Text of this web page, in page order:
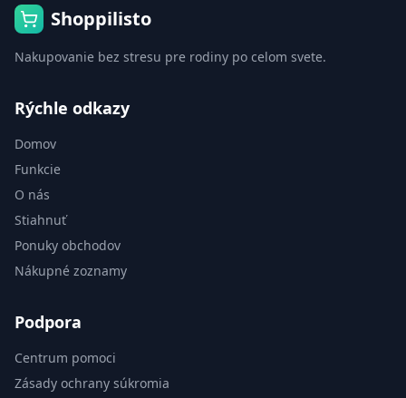
Shoppilisto
Nakupovanie bez stresu pre rodiny po celom svete.
Rýchle odkazy
Domov
Funkcie
O nás
Stiahnuť
Ponuky obchodov
Nákupné zoznamy
Podpora
Centrum pomoci
Zásady ochrany súkromia